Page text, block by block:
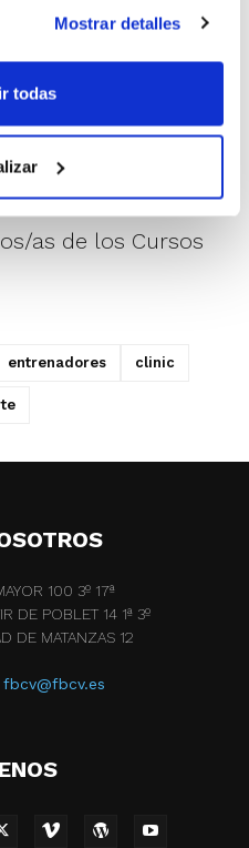
Mostrar detalles
todas
formación
inscrito
a través de
al Clínic de Juan
como 3 horas de
as de los Cursos
entrenadores clinic
100 3º 17ª
DE POBLET 14 1ª 3º
DE MATANZAS 12
fbcv@fbcv.es